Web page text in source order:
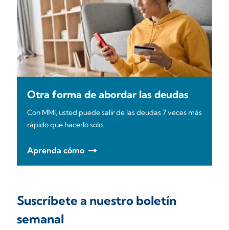
Otra forma de abordar las deudas
Con MMI, usted puede salir de las deudas 7 veces más
rápido que hacerlo solo.
Aprenda cómo
Suscríbete a nuestro boletín
semanal